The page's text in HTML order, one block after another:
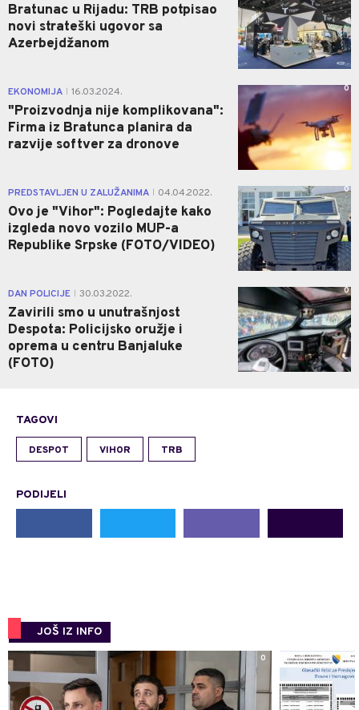
Bratunac u Rijadu: TRB potpisao
novi strateški ugovor sa
Azerbejdžanom
EKONOMIJA 16.03.2024.
"Proizvodnja nije komplikovana":
Firma iz Bratunca planira da
razvije softver za dronove
0
PREDSTAVLJEN U ZALUŽANIMA 04.04.2022.
Ovo je "Vihor": Pogledajte kako
izgleda novo vozilo MUP-a
Republike Srpske (FOTO/VIDEO)
0
DAN POLICIJE 30.03.2022.
Zavirili smo u unutrašnjost
Despota: Policijsko oružje i
oprema u centru Banjaluke
(FOTO)
0
TAGOVI
DESPOT VIHOR TRB
PODIJELI
JOŠ IZ INFO
0